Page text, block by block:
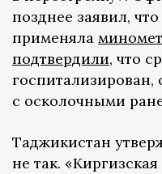
позднее заявил,
применяла
подтвердили, что
госпитализирован,
с осколочными
Таджикистан
не так.